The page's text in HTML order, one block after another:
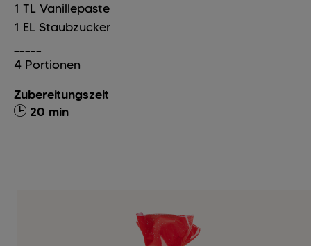
1 TL Vanillepaste
1 EL Staubzucker
4 Portionen
Zubereitungszeit
20 min